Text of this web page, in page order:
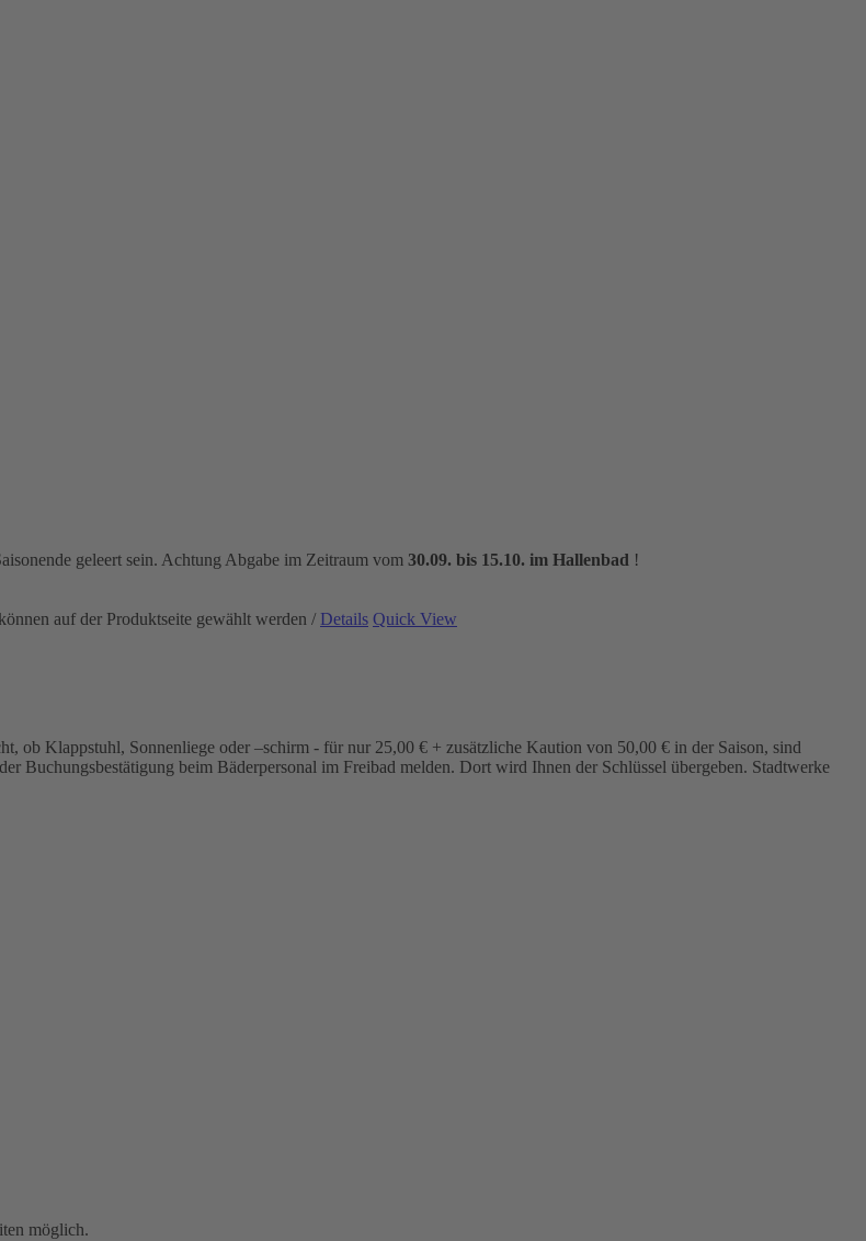
geleert sein. Achtung Abgabe im Zeitraum vom 30.09. bis 15.10. im Hallenbad !
auf der Produktseite gewählt werden / Details Quick View
ob Klappstuhl, Sonnenliege oder –schirm - für nur 25,00 € + zusätzliche Kaution von 50,00 € in der Saison, sind
Buchungsbestätigung beim Bäderpersonal im Freibad melden. Dort wird Ihnen der Schlüssel übergeben. Stadtwerke
möglich.